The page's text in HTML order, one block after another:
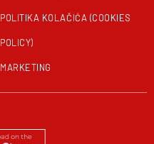
POLITIKA KOLAČIĆA (COOKIES
POLICY)
MARKETING